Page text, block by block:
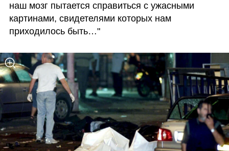
наш мозг пытается справиться с ужасными
картинами, свидетелями которых нам
приходилось быть…"